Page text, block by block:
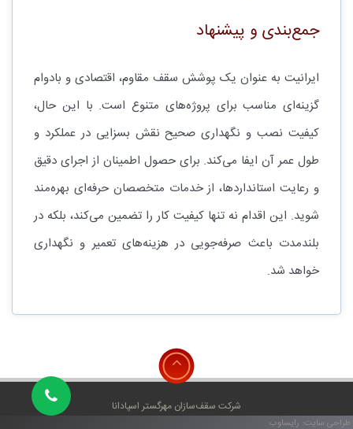
جمع‌بندی و پیشنهاد
ایرانیت به عنوان یک پوشش سقف مقاوم، اقتصادی و بادوام
گزینه‌ای مناسب برای پروژه‌های متنوع است. با این حال،
کیفیت نصب و نگهداری صحیح نقش بسزایی در عملکرد و
طول عمر آن ایفا می‌کند. برای حصول اطمینان از اجرای دقیق
و رعایت استانداردها، از خدمات متخصصان حرفه‌ای بهره‌مند
شوید. این اقدام نه تنها کیفیت کار را تضمین می‌کند، بلکه در
بلندمدت باعث صرفه‌جویی در هزینه‌های تعمیر و نگهداری
خواهد شد.
شرکت سقف‌سازان مهرگستر اسپادانا
طراحی سایت: رایساوب